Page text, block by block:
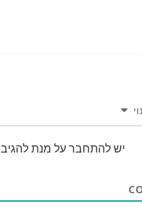
יש להתחבר על מנת להגיב